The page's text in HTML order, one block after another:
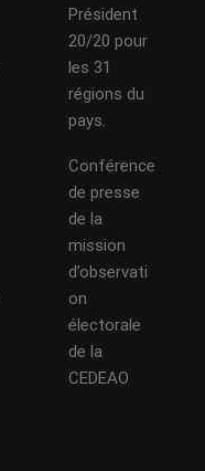
Président
20/20 pour
les 31
régions du
pays.
Conférence
de presse
de la
mission
d’observati
on
électorale
de la
CEDEAO